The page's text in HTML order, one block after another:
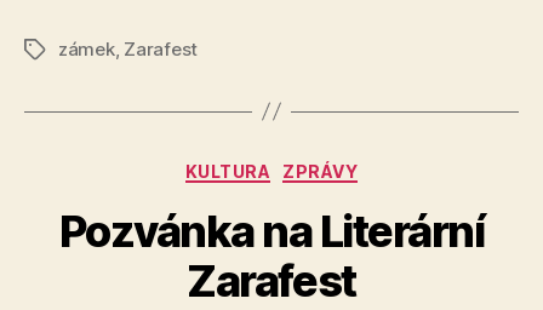
Štítkyzámek, Zarafest
Rubriky
KULTURA ZPRÁVY
Pozvánka na Literární
Zarafest
A
o